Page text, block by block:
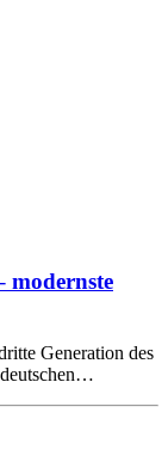
modernste
Generation des